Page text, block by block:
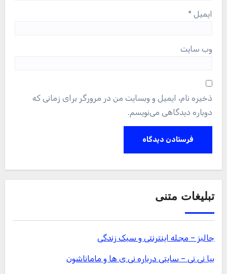
ایمیل *
وب‌ سایت
ذخیره نام، ایمیل و وبسایت من در مرورگر برای زمانی که
دوباره دیدگاهی می‌نویسم.
تبلیغات متنی
جالبز – مجله اینترنتی و سبک زندگی
بیا نی نی – سایتی درباره نی ی ها و ماماناشون